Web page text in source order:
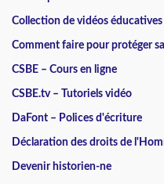
Collection de vidéos éducatives
Comment faire pour protéger
CSBE – Cours en ligne
CSBE.tv – Tutoriels vidéo
DaFont – Polices d'écriture
Déclaration des droits de
Devenir historien-ne